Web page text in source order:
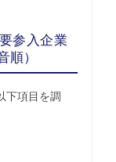
参入企業
順）
下項目を調